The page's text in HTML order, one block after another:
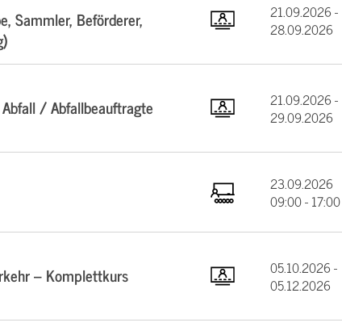
Sammler, Beförderer,
21.09.2026 -
28.09.2026
/ Abfallbeauftragte
21.09.2026 -
29.09.2026
23.09.2026
09:00 - 17:00
– Komplettkurs
05.10.2026 -
05.12.2026